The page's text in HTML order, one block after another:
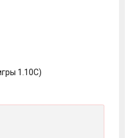
1.10C)